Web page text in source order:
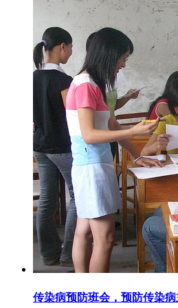
传染病预防班会，预防传染